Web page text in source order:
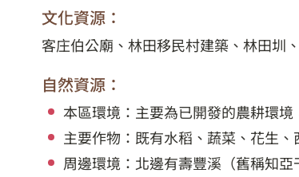
文化資源：
客庄伯公廟、林田移民村建築、林田圳
自然資源：
本區環境：主要為已開發的農耕環
主要作物：既有水稻、蔬菜、花生
周邊環境：北邊有壽豐溪（舊稱知